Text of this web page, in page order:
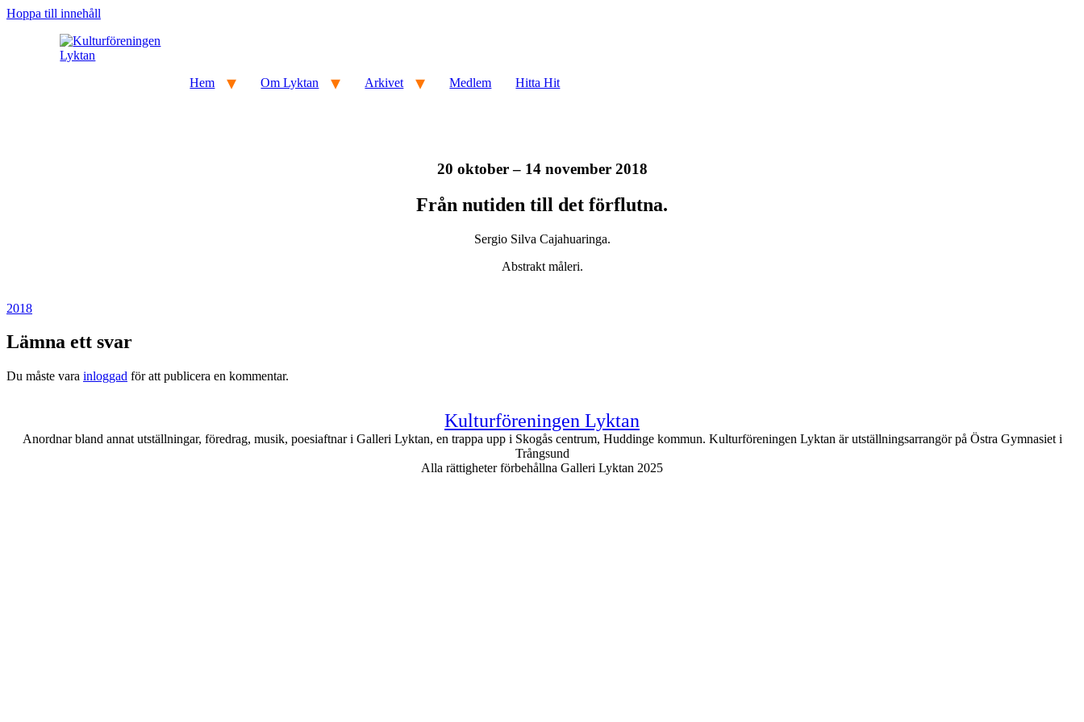
Hoppa till innehåll
Hem Om Lyktan Arkivet Medlem Hitta Hit
20 oktober – 14 november 2018
Från nutiden till det förflutna.
Sergio Silva Cajahuaringa.
Abstrakt måleri.
2018
Lämna ett svar
Du måste vara inloggad för att publicera en kommentar.
Kulturföreningen Lyktan
Anordnar bland annat utställningar, föredrag, musik, poesiaftnar i Galleri Lyktan, en trappa upp i Skogås centrum, Huddinge kommun. Kulturföreningen Lyktan är utställningsarrangör på Östra Gymnasiet i
Trångsund
Alla rättigheter förbehållna Galleri Lyktan 2025